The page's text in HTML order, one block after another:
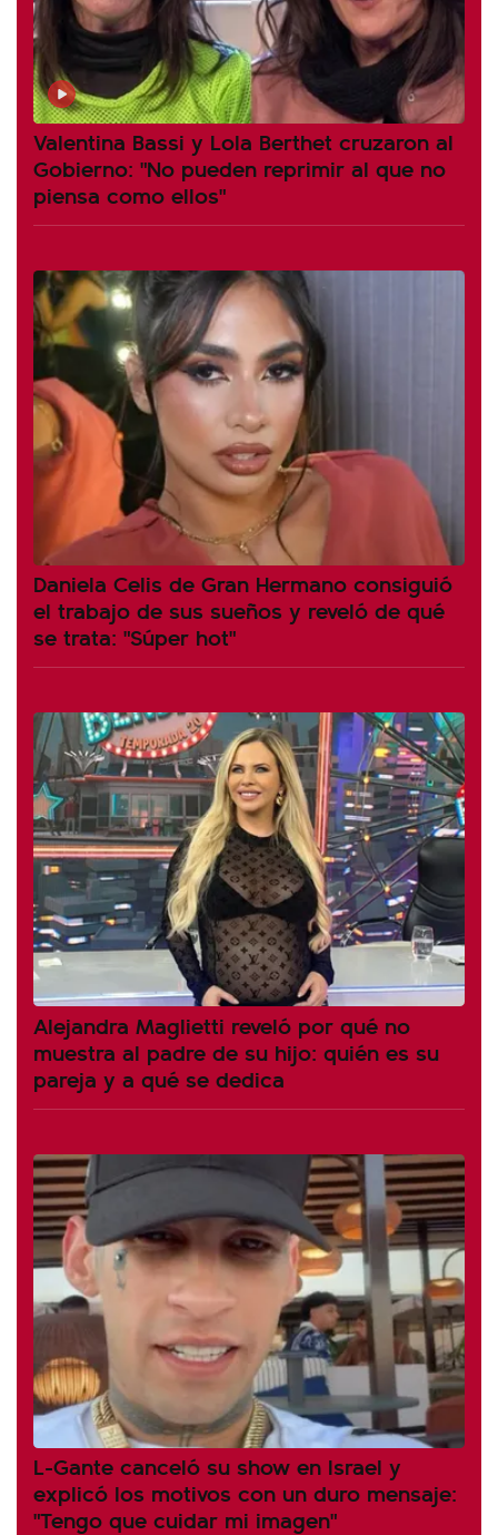
Valentina Bassi y Lola Berthet cruzaron al
Gobierno: "No pueden reprimir al que no
piensa como ellos"
Daniela Celis de Gran Hermano consiguió
el trabajo de sus sueños y reveló de qué
se trata: "Súper hot"
Alejandra Maglietti reveló por qué no
muestra al padre de su hijo: quién es su
pareja y a qué se dedica
L-Gante canceló su show en Israel y
explicó los motivos con un duro mensaje:
"Tengo que cuidar mi imagen"